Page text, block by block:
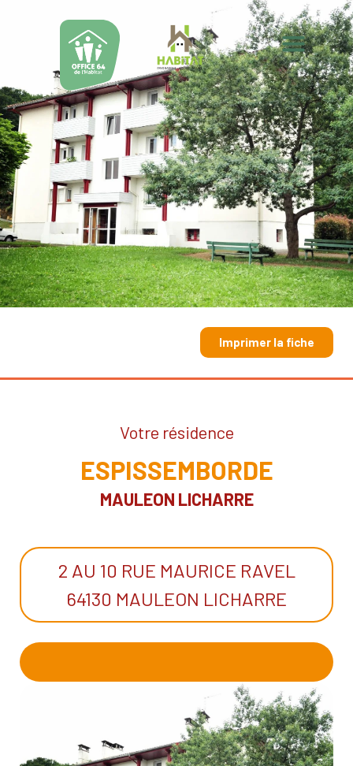
Imprimer la fiche
Votre résidence
ESPISSEMBORDE
MAULEON LICHARRE
2 AU 10 RUE MAURICE RAVEL
64130 MAULEON LICHARRE